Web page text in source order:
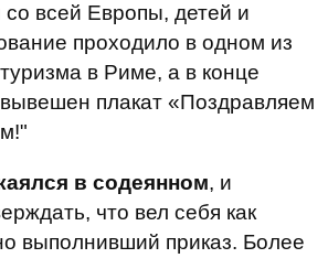
со всей Европы, детей и
проходило в одном из
в Риме, а в конце
плакат «Поздравляем
в содеянном, и
что вел себя как
выполнивший приказ. Более